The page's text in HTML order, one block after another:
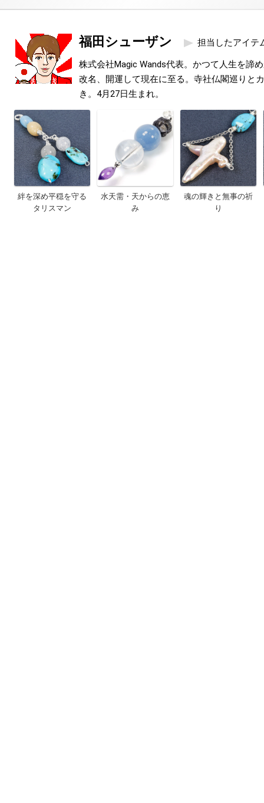
福田シューザン 担当したアイテ
株式会社Magic Wands代表。かつて人生を諦
改名、開運して現在に至る。寺社仏閣巡りと
き。4月27日生まれ。
絆を深め平穏を守る
タリスマン
水天需・天からの恵
み
魂の輝きと無事の祈
り